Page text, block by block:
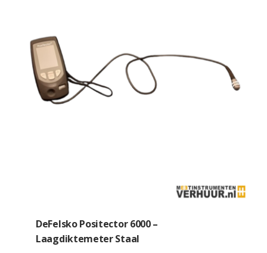
DeFelsko Positector 6000 –
Laagdiktemeter Staal